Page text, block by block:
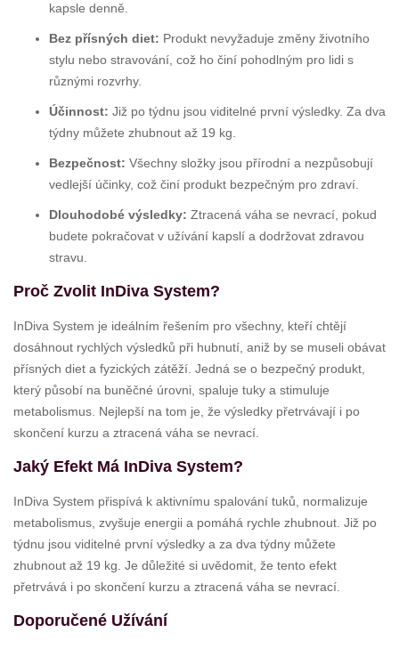
kapsle denně.
Bez přísných diet: Produkt nevyžaduje změny životního
stylu nebo stravování, což ho činí pohodlným pro lidi s
různými rozvrhy.
Účinnost: Již po týdnu jsou viditelné první výsledky. Za dva
týdny můžete zhubnout až 19 kg.
Bezpečnost: Všechny složky jsou přírodní a nezpůsobují
vedlejší účinky, což činí produkt bezpečným pro zdraví.
Dlouhodobé výsledky: Ztracená váha se nevrací, pokud
budete pokračovat v užívání kapslí a dodržovat zdravou
stravu.
Proč Zvolit InDiva System?
InDiva System je ideálním řešením pro všechny, kteří chtějí
dosáhnout rychlých výsledků při hubnutí, aniž by se museli obávat
přísných diet a fyzických zátěží. Jedná se o bezpečný produkt,
který působí na buněčné úrovni, spaluje tuky a stimuluje
metabolismus. Nejlepší na tom je, že výsledky přetrvávají i po
skončení kurzu a ztracená váha se nevrací.
Jaký Efekt Má InDiva System?
InDiva System přispívá k aktivnímu spalování tuků, normalizuje
metabolismus, zvyšuje energii a pomáhá rychle zhubnout. Již po
týdnu jsou viditelné první výsledky a za dva týdny můžete
zhubnout až 19 kg. Je důležité si uvědomit, že tento efekt
přetrvává i po skončení kurzu a ztracená váha se nevrací.
Doporučené Užívání